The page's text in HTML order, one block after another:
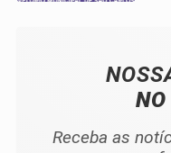
Receba as